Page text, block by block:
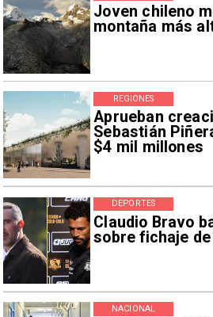
Joven chileno
montaña más
Aprueban
Sebastián
$4 mil millones
REGIONES
Claudio Bravo
sobre fichaje
DEPORTES
NACIONAL